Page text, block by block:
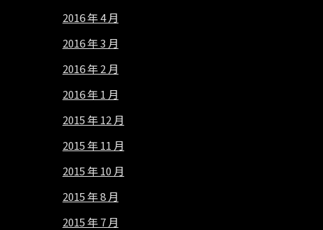
2016 年 4 月
2016 年 3 月
2016 年 2 月
2016 年 1 月
2015 年 12 月
2015 年 11 月
2015 年 10 月
2015 年 8 月
2015 年 7 月